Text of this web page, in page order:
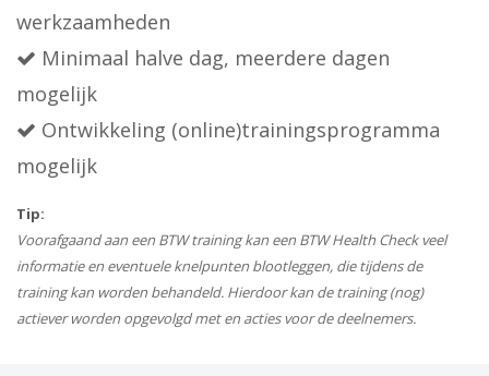
werkzaamheden
Minimaal halve dag, meerdere dagen
mogelijk
Ontwikkeling (online)trainingsprogramma
mogelijk
Tip:
Voorafgaand aan een BTW training kan een BTW Health Check veel
informatie en eventuele knelpunten blootleggen, die tijdens de
training kan worden behandeld. Hierdoor kan de training (nog)
actiever worden opgevolgd met en acties voor de deelnemers.